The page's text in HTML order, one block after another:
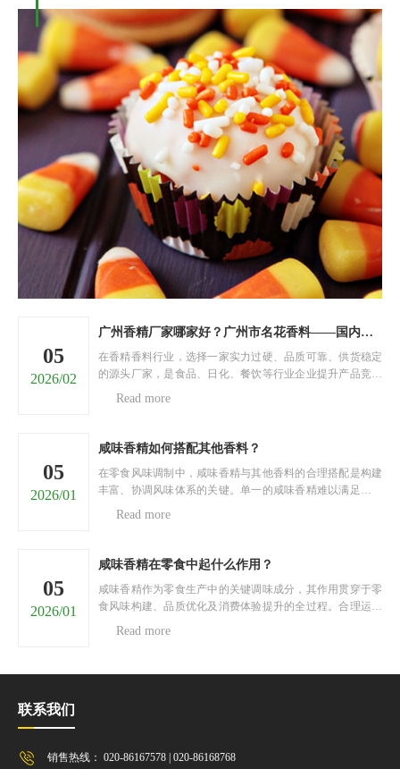
05
2026/02
广州香精厂家哪家好？广州市名花香料——国内香精源头直供厂家
在香精香料行业，选择一家实力过硬、品质可靠、供货稳定
的源头厂家，是食品、日化、餐饮等行业企业提升产品竞争
力的关键。面对市面上五花八门的香精厂家，很多采购商陷
推荐......
Read more
05
2026/01
咸味香精如何搭配其他香料？
在零食风味调制中，咸味香精与其他香料的合理搭配是构建
丰富、协调风味体系的关键。单一的咸味香精难以满足消费
者对风味层次的多元需求，通过与不同类型香料科学搭配，
的搭......
Read more
05
2026/01
咸味香精在零食中起什么作用？
咸味香精作为零食生产中的关键调味成分，其作用贯穿于零
食风味构建、品质优化及消费体验提升的全过程。合理运用
咸味香精，能够契合消费者对咸味零食的风味需求，增强零
核......
Read more
联系我们
销售热线： 020-86167578 | 020-86168768